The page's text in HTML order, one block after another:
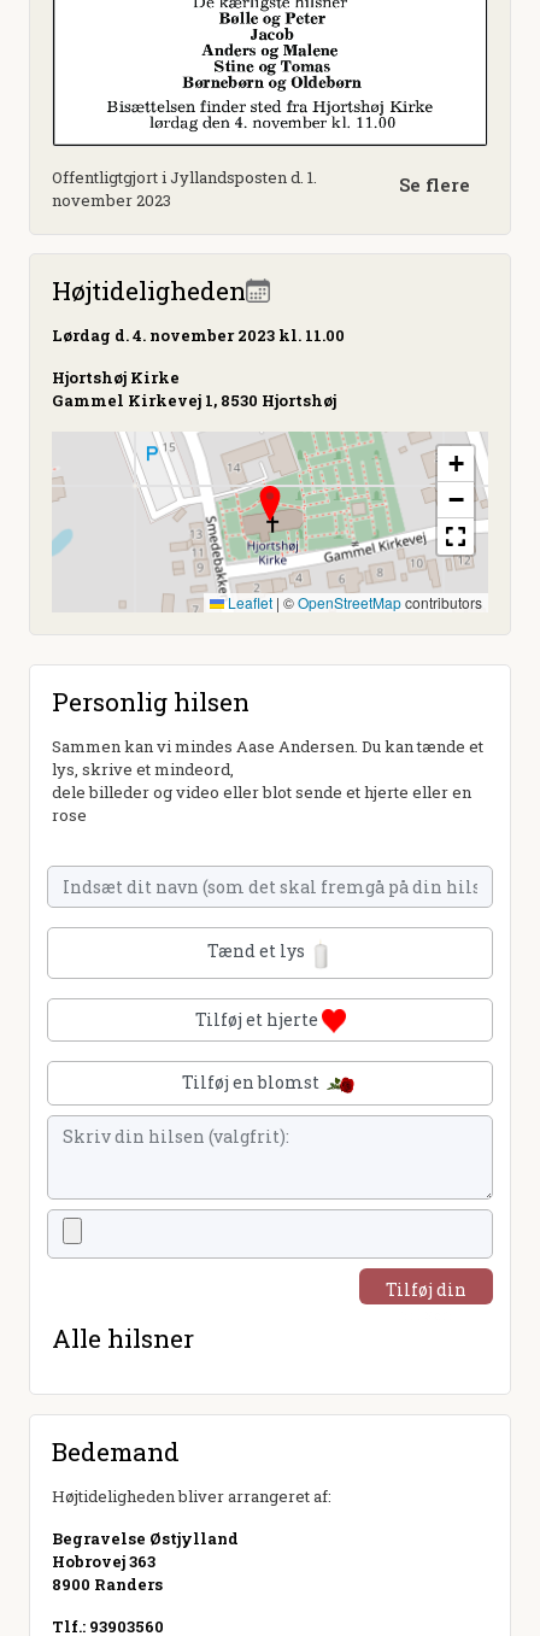
Offentligtgjort i Jyllandsposten d. 1.
november 2023
Se flere
Højtideligheden
Lørdag d. 4. november 2023 kl. 11.00
Hjortshøj Kirke
Gammel Kirkevej 1, 8530 Hjortshøj
+
−
Leaflet | ©OpenStreetMapcontributors
Personlig hilsen
Sammen kan vi mindes Aase Andersen. Du kan tænde et
lys, skrive et mindeord,
dele billeder og video eller blot sende et hjerte eller en
rose
Tænd et lys
Tilføj et hjerte
Tilføj en blomst
Tilføj din
Alle hilsner
Bedemand
Højtideligheden bliver arrangeret af:
Begravelse Østjylland
Hobrovej 363
8900 Randers
Tlf.: 93903560